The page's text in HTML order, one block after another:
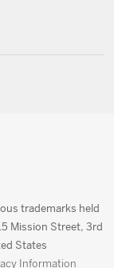
trademarks held
Mission Street, 3rd
States
Information